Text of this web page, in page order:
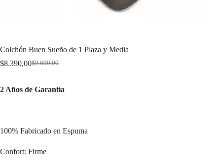
Colchón Buen Sueño de 1 Plaza y Media
$9.690,00
Original
$9.690,00.
$8.390,00Current
$8.390,00.
2 Años de Garantía
100% Fabricado en Espuma
Confort: Firme